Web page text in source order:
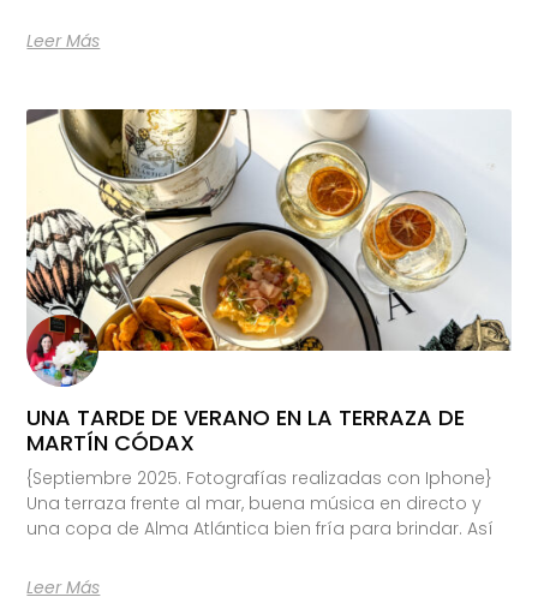
Leer Más
UNA TARDE DE VERANO EN LA TERRAZA DE
MARTÍN CÓDAX
{Septiembre 2025. Fotografías realizadas con Iphone}
Una terraza frente al mar, buena música en directo y
una copa de Alma Atlántica bien fría para brindar. Así
Leer Más